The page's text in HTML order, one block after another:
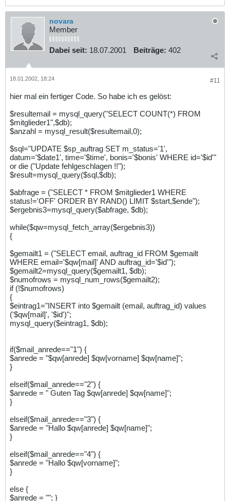
novara
Member
Dabei seit: 18.07.2001 Beiträge: 402
#11
18.01.2002, 18:24
hier mal ein fertiger Code. So habe ich es gelöst:
$resultemail = mysql_query("SELECT COUNT(*) FROM
$mitglieder1",$db);
$anzahl = mysql_result($resultemail,0);
$sql="UPDATE $sp_auftrag SET m_status='1',
datum='$date1', time='$time', bonis='$bonis' WHERE id='$id'"
or die ("Update fehlgeschlagen !!");
$result=mysql_query($sql,$db);
$abfrage = ("SELECT * FROM $mitglieder1 WHERE
status!='OFF' ORDER BY RAND() LIMIT $start,$ende");
$ergebnis3=mysql_query($abfrage, $db);
while($qw=mysql_fetch_array($ergebnis3))
{
$gemailt1 = ("SELECT email, auftrag_id FROM $gemailt
WHERE email='$qw[mail]' AND auftrag_id='$id'");
$gemailt2=mysql_query($gemailt1, $db);
$numofrows = mysql_num_rows($gemailt2);
if (!$numofrows)
{
$eintrag1="INSERT into $gemailt (email, auftrag_id) values
('$qw[mail]', '$id')";
mysql_query($eintrag1, $db);
if($mail_anrede=="1") {
$anrede = "$qw[anrede] $qw[vorname] $qw[name]";
}
elseif($mail_anrede=="2") {
$anrede = " Guten Tag $qw[anrede] $qw[name]";
}
elseif($mail_anrede=="3") {
$anrede = "Hallo $qw[anrede] $qw[name]";
}
elseif($mail_anrede=="4") {
$anrede = "Hallo $qw[vorname]";
}
else {
$anrede = ""; }